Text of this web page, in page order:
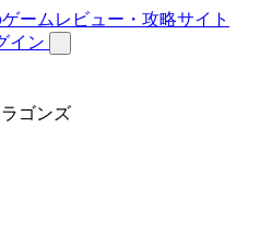
イン
ゴンズ